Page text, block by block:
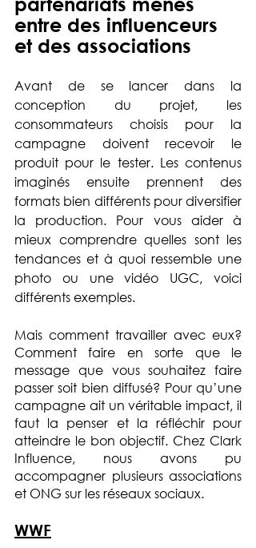
entre des influenceurs
et des associations
Avant de se lancer dans la
conception du projet, les
consommateurs choisis pour la
campagne doivent recevoir le
produit pour le tester. Les contenus
imaginés ensuite prennent des
formats bien différents pour diversifier
la production. Pour vous aider à
mieux comprendre quelles sont les
tendances et à quoi ressemble une
photo ou une vidéo UGC, voici
différents exemples.
Mais comment travailler avec eux?
Comment faire en sorte que le
message que vous souhaitez faire
passer soit bien diffusé? Pour qu’une
campagne ait un véritable impact, il
faut la penser et la réfléchir pour
atteindre le bon objectif. Chez Clark
Influence, nous avons pu
accompagner plusieurs associations
et ONG sur les réseaux sociaux.
WWF